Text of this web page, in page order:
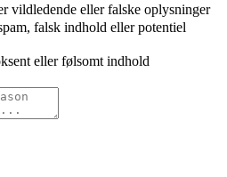
vildledende eller falske oplysninger
falsk indhold eller potentiel
eller følsomt indhold